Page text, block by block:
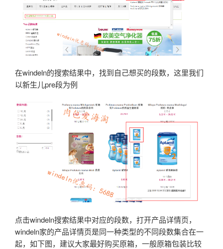
在windeln的搜索结果中，找到自己想买的段数，这里我们
以新生儿pre段为例
点击windeln搜索结果中对应的段数，打开产品详情页，
windeln家的产品详情页是同一种类型的不同段数集合在一
起，如下图，建议大家最好购买原箱，一般原箱包装比较